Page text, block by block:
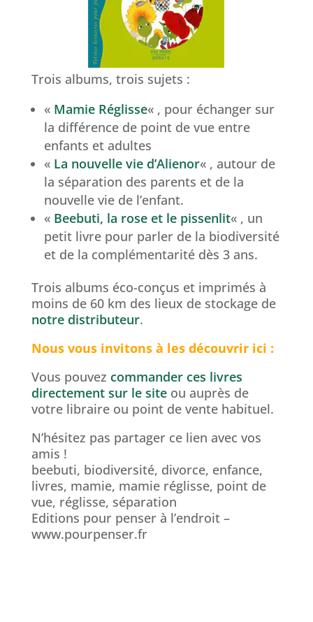
Trois albums, trois sujets :
« Mamie Réglisse« , pour échanger sur
la différence de point de vue entre
enfants et adultes
« La nouvelle vie d’Alienor« , autour de
la séparation des parents et de la
nouvelle vie de l’enfant.
« Beebuti, la rose et le pissenlit« , un
petit livre pour parler de la biodiversité
et de la complémentarité dès 3 ans.
Trois albums éco-conçus et imprimés à
moins de 60 km des lieux de stockage de
notre distributeur.
Nous vous invitons à les découvrir ici :
Vous pouvez commander ces livres
directement sur le siteou auprès de
votre libraire ou point de vente habituel.
N’hésitez pas partager ce lien avec vos
amis !
beebuti, biodiversité, divorce, enfance,
livres, mamie, mamie réglisse, point de
vue, réglisse, séparation
Editions pour penser à l’endroit –
www.pourpenser.fr